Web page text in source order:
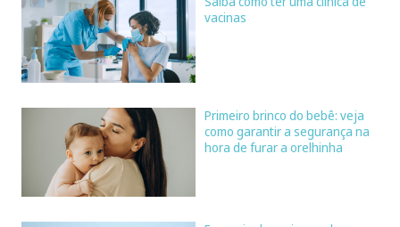
vacinas
Primeiro brinco do bebê: veja
como garantir a segurança na
hora de furar a orelhinha